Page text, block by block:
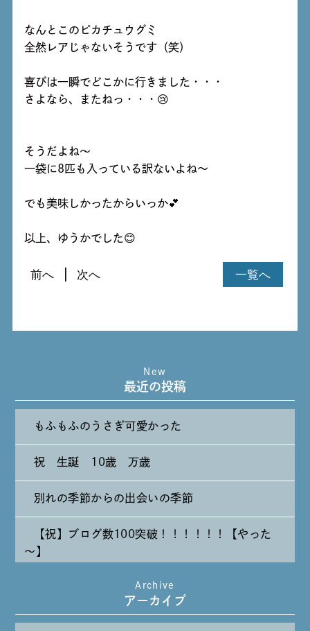
なんとこのピカチュウグミ
全然レアじゃないそうです（笑）
喜びは一瞬でどこかに行きました・・・
さよなら、またねっ・・・😢
そうだよね～
一袋に8匹も入っている訳ないよね～
でも美味しかったからいっか💕
以上、ゆうかでした😊
一覧へ
前へ 次へ
New
最近の投稿
もふもふのうさぎ可愛かった
祝 生誕 10歳 万歳
別れの季節からの出会いの季節
【祝】ブログ数100突破！！！！！！【やった
～】
たまには純喫茶なんて～～～
Archive
アーカイブ